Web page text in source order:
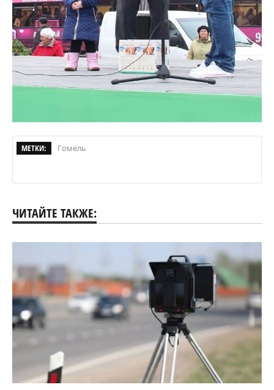
МЕТКИ: Гомель
ЧИТАЙТЕ ТАКЖЕ: